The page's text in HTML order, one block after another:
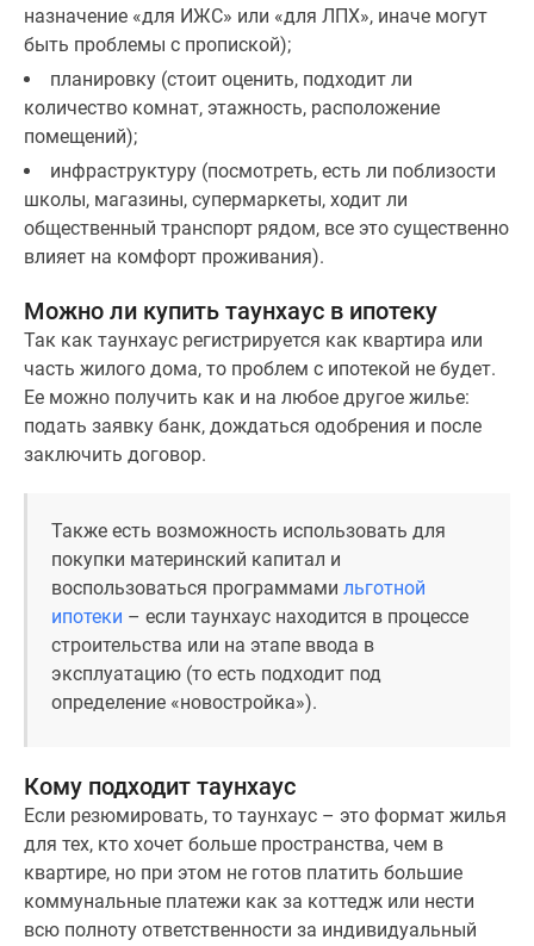
назначение «для ИЖС» или «для ЛПХ», иначе могут
быть проблемы с пропиской);
планировку (стоит оценить, подходит ли
количество комнат, этажность, расположение
помещений);
инфраструктуру (посмотреть, есть ли поблизости
школы, магазины, супермаркеты, ходит ли
общественный транспорт рядом, все это существенно
влияет на комфорт проживания).
Можно ли купить таунхаус в ипотеку
Так как таунхаус регистрируется как квартира или
часть жилого дома, то проблем с ипотекой не будет.
Ее можно получить как и на любое другое жилье:
подать заявку банк, дождаться одобрения и после
заключить договор.
Также есть возможность использовать для
покупки материнский капитал и
воспользоваться программами льготной
ипотеки – если таунхаус находится в процессе
строительства или на этапе ввода в
эксплуатацию (то есть подходит под
определение «новостройка»).
Кому подходит таунхаус
Если резюмировать, то таунхаус – это формат жилья
для тех, кто хочет больше пространства, чем в
квартире, но при этом не готов платить большие
коммунальные платежи как за коттедж или нести
всю полноту ответственности за индивидуальный